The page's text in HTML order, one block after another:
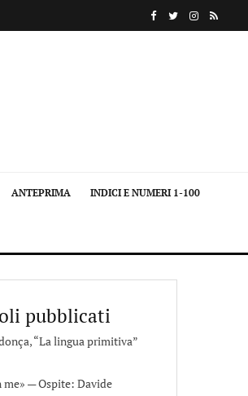
ANTEPRIMA INDICI E NUMERI 1-100
pubblicati
“La lingua primitiva”
me» — Ospite: Davide